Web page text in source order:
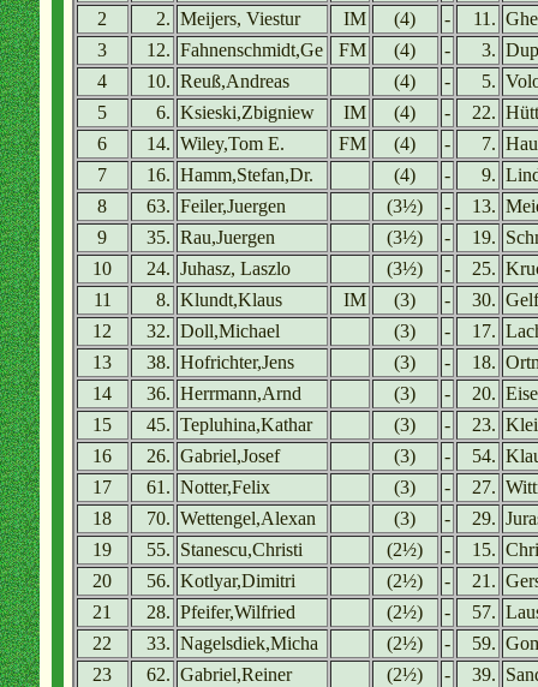
2
2. Meijers, Viestur IM (4) - 11.
3
12. Fahnenschmidt,Ge FM (4) - 3.
4
10. Reuß,Andreas (4) - 5.
5
6. Ksieski,Zbigniew IM (4) - 22.
6
14. Wiley,Tom E. FM (4) - 7.
7
16. Hamm,Stefan,Dr. (4) - 9.
8
63. Feiler,Juergen (3½) - 13.
9
35. Rau,Juergen (3½) - 19.
10
24. Juhasz, Laszlo (3½) - 25.
11
8. Klundt,Klaus IM (3) - 30.
12
32. Doll,Michael (3) - 17.
13
38. Hofrichter,Jens (3) - 18.
14
36. Herrmann,Arnd (3) - 20.
15
45. Tepluhina,Kathar (3) - 23.
16
26. Gabriel,Josef (3) - 54.
17
61. Notter,Felix (3) - 27.
18
70. Wettengel,Alexan (3) - 29.
19
55. Stanescu,Christi (2½) - 15.
20
56. Kotlyar,Dimitri (2½) - 21.
21
28. Pfeifer,Wilfried (2½) - 57.
22
33. Nagelsdiek,Micha (2½) - 59.
23
62. Gabriel,Reiner (2½) - 39.